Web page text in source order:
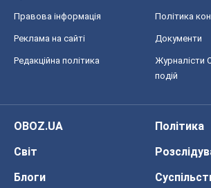
Правова інформація Політика
Реклама на сайті Документи
Редакційна політика
Журналісти
подій
OBOZ.UA
Політика
Світ
Блоги